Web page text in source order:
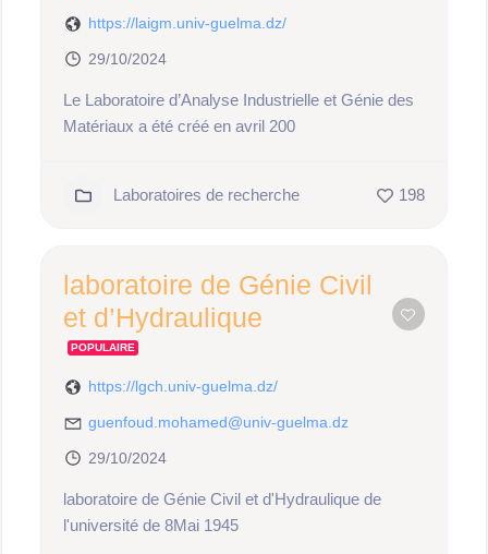
https://laigm.univ-guelma.dz/
29/10/2024
Le Laboratoire d’Analyse Industrielle et Génie des
Matériaux a été créé en avril 200
Laboratoires de recherche 198
laboratoire de Génie Civil
et d’Hydraulique
POPULAIRE
https://lgch.univ-guelma.dz/
guenfoud.mohamed@univ-guelma.dz
29/10/2024
laboratoire de Génie Civil et d'Hydraulique de
l'université de 8Mai 1945